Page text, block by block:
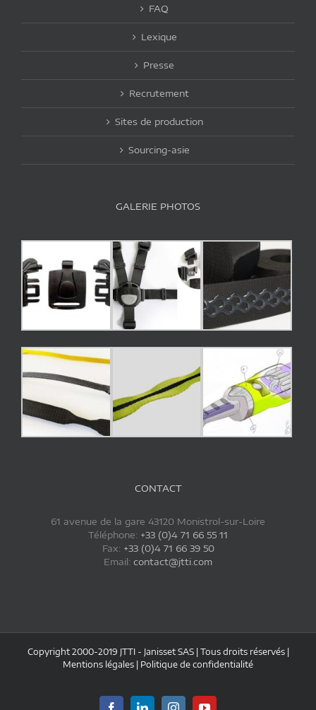
FAQ
Lexique
Presse
Recrutement
Sites de production
Sourcing-asie
GALERIE PHOTOS
CONTACT
61 avenue de la gare 43120 Monistrol-sur-Loire
Téléphone: +33 (0)4 71 66 55 11
Fax: +33 (0)4 71 66 39 50
Email: contact@jtti.com
Copyright 2000-2019 JTTI - Janisset SAS | Tous droits réservés |
Mentions légales | Politique de confidentialité
FacebookLinkedInInstagramYouTube